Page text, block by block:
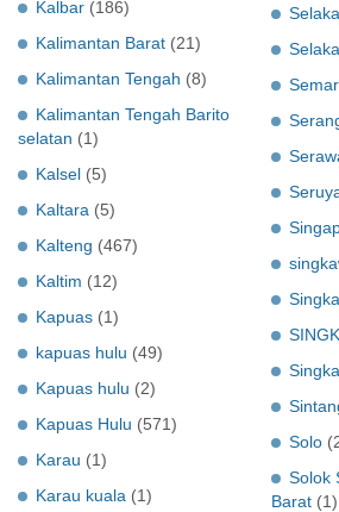
Kalbar (186)
Kalimantan Barat (21)
Kalimantan Tengah (8)
Kalimantan Tengah Barito
selatan (1)
Kalsel (5)
Kaltara (5)
Kalteng (467)
Kaltim (12)
Kapuas (1)
kapuas hulu (49)
Kapuas hulu (2)
Kapuas Hulu (571)
Karau (1)
Karau kuala (1)
Solo
Solok
Barat (1)